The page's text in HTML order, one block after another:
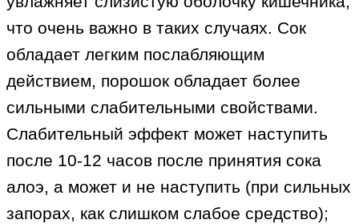
что очень важно в таких случаях. Сок
обладает легким послабляющим
действием, порошок обладает более
сильными слабительными свойствами.
Слабительный эффект может наступить
после 10-12 часов после принятия сока
алоэ, а может и не наступить (при сильных
запорах, как слишком слабое средство);